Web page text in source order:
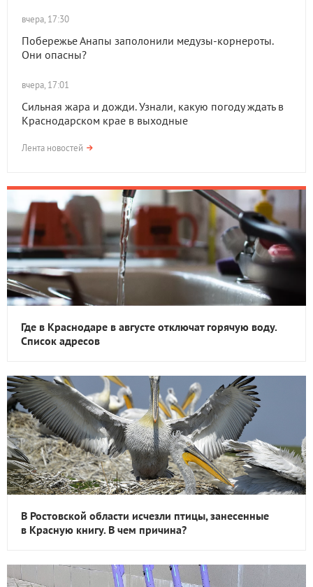
вчера, 17:30
Побережье Анапы заполонили медузы-корнероты.
Они опасны?
вчера, 17:01
Сильная жара и дожди. Узнали, какую погоду ждать в
Краснодарском крае в выходные
Лента новостей
Где в Краснодаре в августе отключат горячую воду.
Список адресов
В Ростовской области исчезли птицы, занесенные
в Красную книгу. В чем причина?